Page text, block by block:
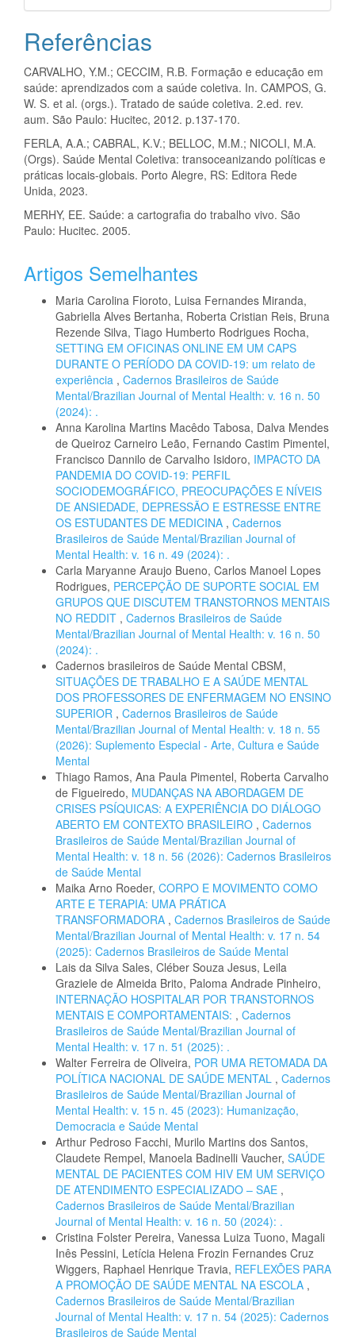
Referências
CARVALHO, Y.M.; CECCIM, R.B. Formação e educação em
saúde: aprendizados com a saúde coletiva. In. CAMPOS, G.
W. S. et al. (orgs.). Tratado de saúde coletiva. 2.ed. rev.
aum. São Paulo: Hucitec, 2012. p.137-170.
FERLA, A.A.; CABRAL, K.V.; BELLOC, M.M.; NICOLI, M.A.
(Orgs). Saúde Mental Coletiva: transoceanizando políticas e
práticas locais-globais. Porto Alegre, RS: Editora Rede
Unida, 2023.
MERHY, EE. Saúde: a cartografia do trabalho vivo. São
Paulo: Hucitec. 2005.
Artigos Semelhantes
Maria Carolina Fioroto, Luisa Fernandes Miranda,
Gabriella Alves Bertanha, Roberta Cristian Reis, Bruna
Rezende Silva, Tiago Humberto Rodrigues Rocha,
SETTING EM OFICINAS ONLINE EM UM CAPS
DURANTE O PERÍODO DA COVID-19: um relato de
experiência , Cadernos Brasileiros de Saúde
Mental/Brazilian Journal of Mental Health: v. 16 n. 50
(2024): .
Anna Karolina Martins Macêdo Tabosa, Dalva Mendes
de Queiroz Carneiro Leão, Fernando Castim Pimentel,
Francisco Dannilo de Carvalho Isidoro, IMPACTO DA
PANDEMIA DO COVID-19: PERFIL
SOCIODEMOGRÁFICO, PREOCUPAÇÕES E NÍVEIS
DE ANSIEDADE, DEPRESSÃO E ESTRESSE ENTRE
OS ESTUDANTES DE MEDICINA , Cadernos
Brasileiros de Saúde Mental/Brazilian Journal of
Mental Health: v. 16 n. 49 (2024): .
Carla Maryanne Araujo Bueno, Carlos Manoel Lopes
Rodrigues, PERCEPÇÃO DE SUPORTE SOCIAL EM
GRUPOS QUE DISCUTEM TRANSTORNOS MENTAIS
NO REDDIT , Cadernos Brasileiros de Saúde
Mental/Brazilian Journal of Mental Health: v. 16 n. 50
(2024): .
Cadernos brasileiros de Saúde Mental CBSM,
SITUAÇÕES DE TRABALHO E A SAÚDE MENTAL
DOS PROFESSORES DE ENFERMAGEM NO ENSINO
SUPERIOR , Cadernos Brasileiros de Saúde
Mental/Brazilian Journal of Mental Health: v. 18 n. 55
(2026): Suplemento Especial - Arte, Cultura e Saúde
Mental
Thiago Ramos, Ana Paula Pimentel, Roberta Carvalho
de Figueiredo, MUDANÇAS NA ABORDAGEM DE
CRISES PSÍQUICAS: A EXPERIÊNCIA DO DIÁLOGO
ABERTO EM CONTEXTO BRASILEIRO , Cadernos
Brasileiros de Saúde Mental/Brazilian Journal of
Mental Health: v. 18 n. 56 (2026): Cadernos Brasileiros
de Saúde Mental
Maika Arno Roeder, CORPO E MOVIMENTO COMO
ARTE E TERAPIA: UMA PRÁTICA
TRANSFORMADORA , Cadernos Brasileiros de Saúde
Mental/Brazilian Journal of Mental Health: v. 17 n. 54
(2025): Cadernos Brasileiros de Saúde Mental
Lais da Silva Sales, Cléber Souza Jesus, Leila
Graziele de Almeida Brito, Paloma Andrade Pinheiro,
INTERNAÇÃO HOSPITALAR POR TRANSTORNOS
MENTAIS E COMPORTAMENTAIS: , Cadernos
Brasileiros de Saúde Mental/Brazilian Journal of
Mental Health: v. 17 n. 51 (2025): .
Walter Ferreira de Oliveira, POR UMA RETOMADA DA
POLÍTICA NACIONAL DE SAÚDE MENTAL , Cadernos
Brasileiros de Saúde Mental/Brazilian Journal of
Mental Health: v. 15 n. 45 (2023): Humanização,
Democracia e Saúde Mental
Arthur Pedroso Facchi, Murilo Martins dos Santos,
Claudete Rempel, Manoela Badinelli Vaucher, SAÚDE
MENTAL DE PACIENTES COM HIV EM UM SERVIÇO
DE ATENDIMENTO ESPECIALIZADO – SAE ,
Cadernos Brasileiros de Saúde Mental/Brazilian
Journal of Mental Health: v. 16 n. 50 (2024): .
Cristina Folster Pereira, Vanessa Luiza Tuono, Magali
Inês Pessini, Letícia Helena Frozin Fernandes Cruz
Wiggers, Raphael Henrique Travia, REFLEXÕES PARA
A PROMOÇÃO DE SAÚDE MENTAL NA ESCOLA ,
Cadernos Brasileiros de Saúde Mental/Brazilian
Journal of Mental Health: v. 17 n. 54 (2025): Cadernos
Brasileiros de Saúde Mental